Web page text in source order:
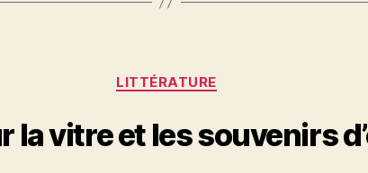
Categories
LITTÉRATURE
la vitre et les souvenirs